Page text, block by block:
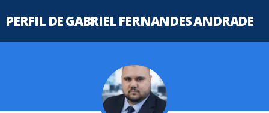
PERFIL DE GABRIEL FERNANDES ANDRADE